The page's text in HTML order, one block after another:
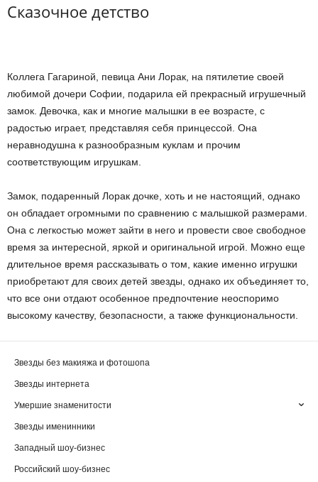
Сказочное детство
Коллега Гагариной, певица Ани Лорак, на пятилетие своей
любимой дочери Софии, подарила ей прекрасный игрушечный
замок. Девочка, как и многие малышки в ее возрасте, с
радостью играет, представляя себя принцессой. Она
неравнодушна к разнообразным куклам и прочим
соответствующим игрушкам.
Замок, подаренный Лорак дочке, хоть и не настоящий, однако
он обладает огромными по сравнению с малышкой размерами.
Она с легкостью может зайти в него и провести свое свободное
время за интересной, яркой и оригинальной игрой. Можно еще
длительное время рассказывать о том, какие именно игрушки
приобретают для своих детей звезды, однако их объединяет то,
что все они отдают особенное предпочтение неоспоримо
высокому качеству, безопасности, а также функциональности.
Звезды без макияжа и фотошопа
Звезды интернета
Умершие знаменитости
Звезды именинники
Западный шоу-бизнес
Российский шоу-бизнес